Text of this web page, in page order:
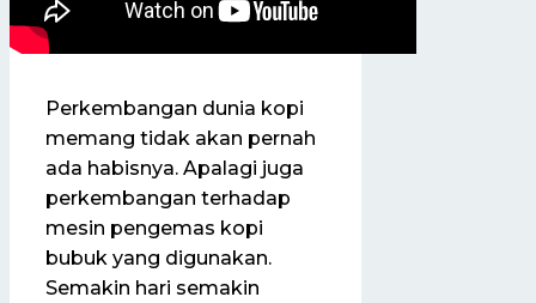
Perkembangan dunia kopi
memang tidak akan pernah
ada habisnya. Apalagi juga
perkembangan terhadap
mesin pengemas kopi
bubuk yang digunakan.
Semakin hari semakin